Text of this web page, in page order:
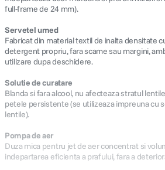
full-frame de 24 mm).
Servetel umed
Fabricat din material textil de inalta densitate
detergent propriu, fara scame sau margini,
utilizare dupa deschidere.
Solutie de curatare
Blanda si fara alcool, nu afecteaza stratul
petele persistente (se utilizeaza impreuna cu
lentile).
Pompa de aer
Duza mica pentru jet de aer concentrat si
indepartarea eficienta a prafului, fara a